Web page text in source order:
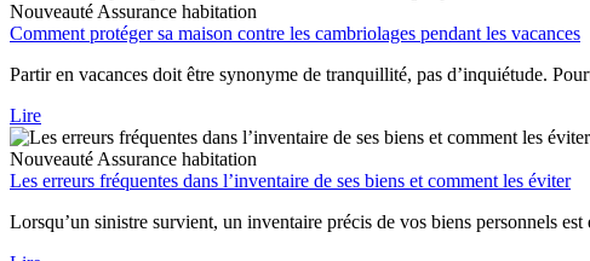
Nouveauté Assurance habitation
Comment protéger sa maison contre les cambriolages pendant les vacances
Partir en vacances doit être synonyme de tranquillité, pas d’inquiétude.
Lire
Nouveauté Assurance habitation
Les erreurs fréquentes dans l’inventaire de ses biens et comment les éviter
Lorsqu’un sinistre survient, un inventaire précis de vos biens personnels